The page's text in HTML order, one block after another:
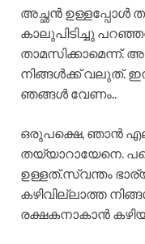
അച്ഛൻ ഉള്ളപ്പോൾ
കാലുപിടിച്ചു
താമസിക്കാമെന്ന്.
നിങ്ങൾക്ക് വലുത്.
ഞങ്ങൾ വേണം..
ഒരുപക്ഷെ, ഞാൻ
തയ്യാറായേനെ.
ഉള്ളത്.സ്വന്തം
കഴിവില്ലാത്ത
രക്ഷകനാകാൻ